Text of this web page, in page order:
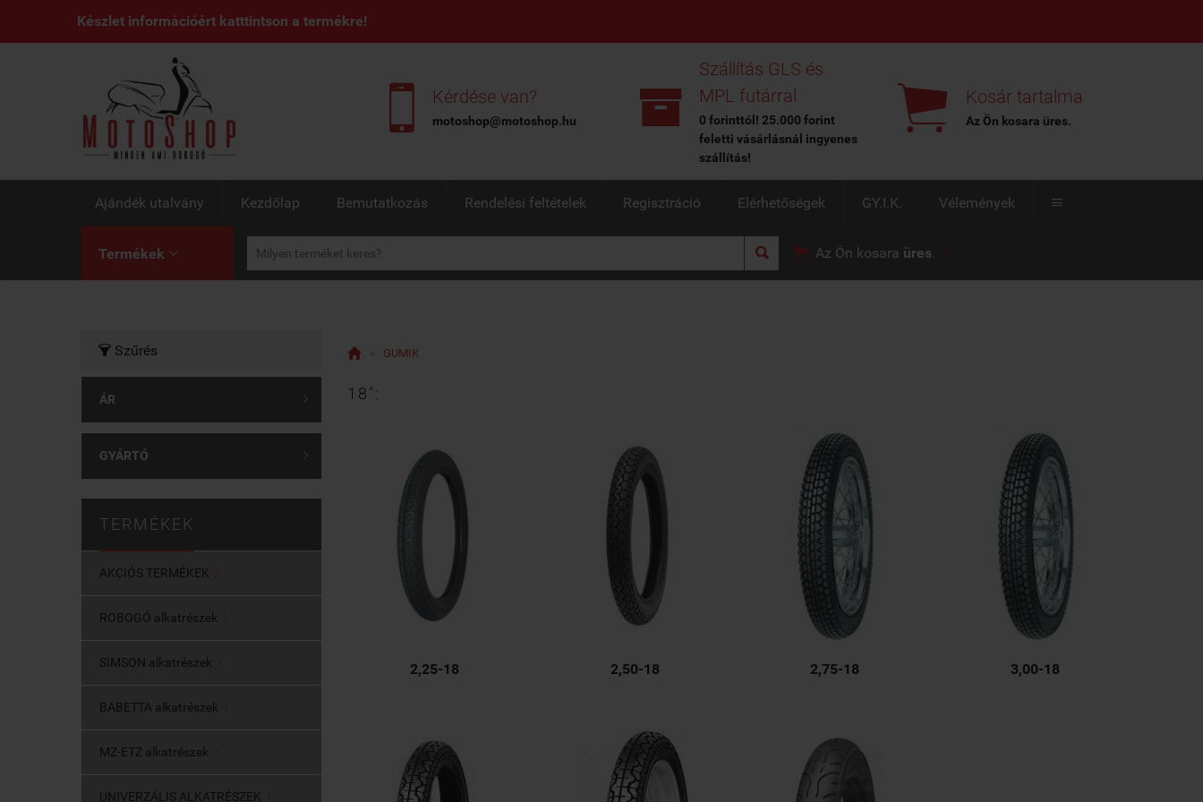
Készlet információért katttintson a termékre!
 Kérdése van?
motoshop@motoshop.hu 
Szállítás GLS és
MPL futárral
0 forinttól! 25.000 forint
feletti vásárlásnál ingyenes
szállítás!
 Kosár tartalma
Az Ön kosara üres.
Ajándék utalvány Kezdőlap Bemutatkozás Rendelési feltételek Regisztráció Elérhetőségek GY.I.K. Vélemények 
Termékek    Az Ön kosara üres. 
 Szűrés
ÁR 
GYÁRTÓ 
TERMÉKEK
AKCIÓS TERMÉKEK
ROBOGÓ alkatrészek
SIMSON alkatrészek
BABETTA alkatrészek
MZ-ETZ alkatrészek
UNIVERZÁLIS ALKATRÉSZEK
 GUMIK
18":
2,25-18 2,50-18 2,75-18 3,00-18